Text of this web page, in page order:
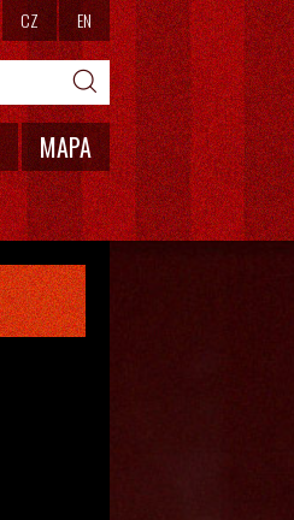
MAPA
CZ EN